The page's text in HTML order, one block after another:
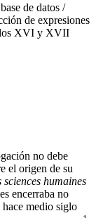
de datos /
de expresiones
XVI y XVII
no debe
el origen de su
sciences humaines
encerraba no
hace medio siglo